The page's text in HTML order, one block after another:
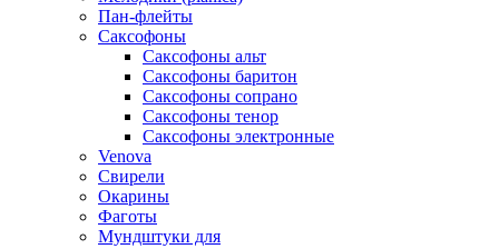
Пан-флейты
Саксофоны
Саксофоны альт
Саксофоны баритон
Саксофоны сопрано
Саксофоны тенор
Саксофоны электронные
Venova
Свирели
Окарины
Фаготы
Мундштуки для